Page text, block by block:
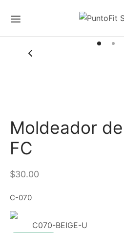
Moldeador
FC
$30.00
C-070
C070-BEIGE-U